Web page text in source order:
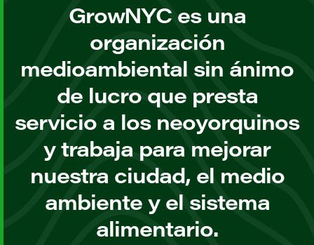
GrowNYC es una
organización
medioambiental sin ánimo
de lucro que presta
servicio a los neoyorquinos
y trabaja para mejorar
nuestra ciudad, el medio
ambiente y el sistema
alimentario.